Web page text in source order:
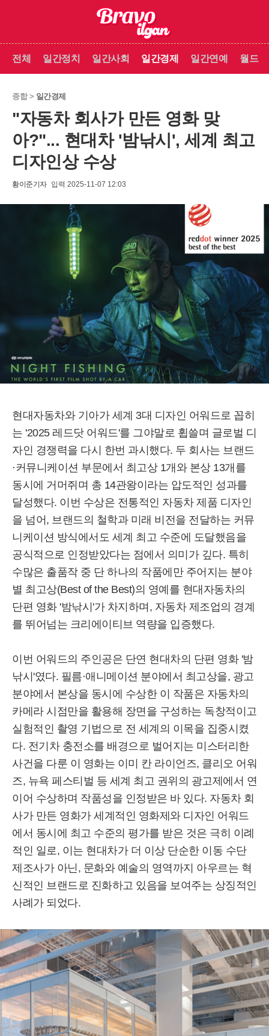
전체 일간정치 일간사회 일간경제 일간연예 월드
종합 > 일간경제
"자동차 회사가 만든 영화 맞
아?"... 현대차 '밤낚시', 세계 최고
디자인상 수상
황이준기자 입력 2025-11-07 12:03
현대자동차와 기아가 세계 3대 디자인 어워드로 꼽히
는 '2025 레드닷 어워드'를 그야말로 휩쓸며 글로벌 디
자인 경쟁력을 다시 한번 과시했다. 두 회사는 브랜드
·커뮤니케이션 부문에서 최고상 1개와 본상 13개를
동시에 거머쥐며 총 14관왕이라는 압도적인 성과를
달성했다. 이번 수상은 전통적인 자동차 제품 디자인
을 넘어, 브랜드의 철학과 미래 비전을 전달하는 커뮤
니케이션 방식에서도 세계 최고 수준에 도달했음을
공식적으로 인정받았다는 점에서 의미가 깊다. 특히
수많은 출품작 중 단 하나의 작품에만 주어지는 분야
별 최고상(Best of the Best)의 영예를 현대자동차의
단편 영화 '밤낚시'가 차지하며, 자동차 제조업의 경계
를 뛰어넘는 크리에이티브 역량을 입증했다.
이번 어워드의 주인공은 단연 현대차의 단편 영화 '밤
낚시'였다. 필름·애니메이션 분야에서 최고상을, 광고
분야에서 본상을 동시에 수상한 이 작품은 자동차의
카메라 시점만을 활용해 장면을 구성하는 독창적이고
실험적인 촬영 기법으로 전 세계의 이목을 집중시켰
다. 전기차 충전소를 배경으로 벌어지는 미스터리한
사건을 다룬 이 영화는 이미 칸 라이언즈, 클리오 어워
즈, 뉴욕 페스티벌 등 세계 최고 권위의 광고제에서 연
이어 수상하며 작품성을 인정받은 바 있다. 자동차 회
사가 만든 영화가 세계적인 영화제와 디자인 어워드
에서 동시에 최고 수준의 평가를 받은 것은 극히 이례
적인 일로, 이는 현대차가 더 이상 단순한 이동 수단
제조사가 아닌, 문화와 예술의 영역까지 아우르는 혁
신적인 브랜드로 진화하고 있음을 보여주는 상징적인
사례가 되었다.